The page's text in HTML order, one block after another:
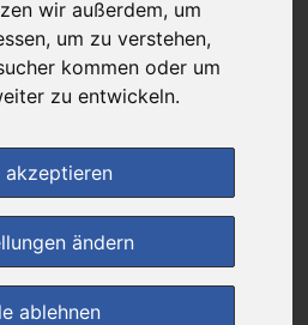
wir außerdem, um
um zu verstehen,
kommen oder um
zu entwickeln.
akzeptieren
ändern
ablehnen
derzeit bei keinem unserer Partner
erhältlich.
Startseite
Preisalarm